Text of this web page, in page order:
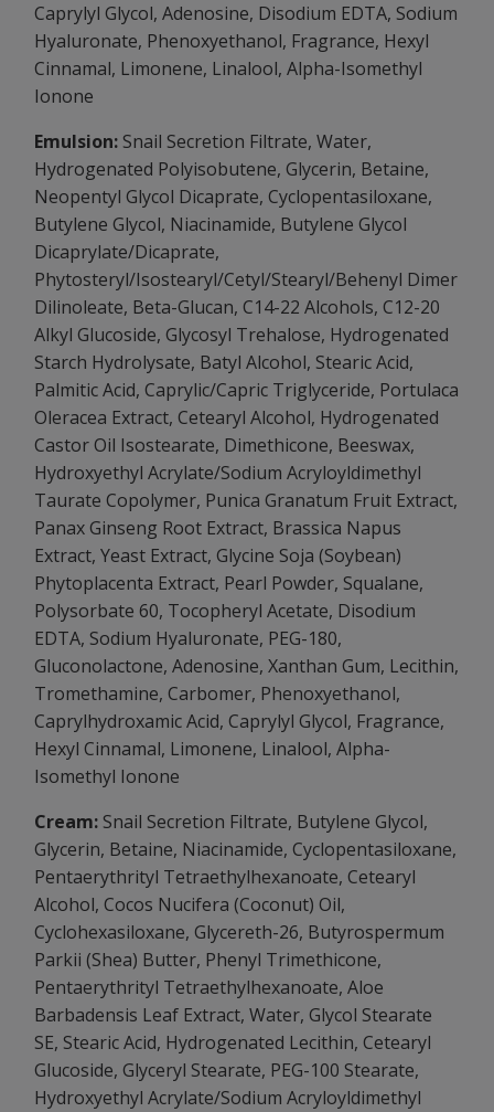
Caprylyl Glycol, Adenosine, Disodium EDTA, Sodium
Hyaluronate, Phenoxyethanol, Fragrance, Hexyl
Cinnamal, Limonene, Linalool, Alpha-Isomethyl
Ionone
Emulsion: Snail Secretion Filtrate, Water,
Hydrogenated Polyisobutene, Glycerin, Betaine,
Neopentyl Glycol Dicaprate, Cyclopentasiloxane,
Butylene Glycol, Niacinamide, Butylene Glycol
Dicaprylate/Dicaprate,
Phytosteryl/Isostearyl/Cetyl/Stearyl/Behenyl Dimer
Dilinoleate, Beta-Glucan, C14-22 Alcohols, C12-20
Alkyl Glucoside, Glycosyl Trehalose, Hydrogenated
Starch Hydrolysate, Batyl Alcohol, Stearic Acid,
Palmitic Acid, Caprylic/Capric Triglyceride, Portulaca
Oleracea Extract, Cetearyl Alcohol, Hydrogenated
Castor Oil Isostearate, Dimethicone, Beeswax,
Hydroxyethyl Acrylate/Sodium Acryloyldimethyl
Taurate Copolymer, Punica Granatum Fruit Extract,
Panax Ginseng Root Extract, Brassica Napus
Extract, Yeast Extract, Glycine Soja (Soybean)
Phytoplacenta Extract, Pearl Powder, Squalane,
Polysorbate 60, Tocopheryl Acetate, Disodium
EDTA, Sodium Hyaluronate, PEG-180,
Gluconolactone, Adenosine, Xanthan Gum, Lecithin,
Tromethamine, Carbomer, Phenoxyethanol,
Caprylhydroxamic Acid, Caprylyl Glycol, Fragrance,
Hexyl Cinnamal, Limonene, Linalool, Alpha-
Isomethyl Ionone
Cream: Snail Secretion Filtrate, Butylene Glycol,
Glycerin, Betaine, Niacinamide, Cyclopentasiloxane,
Pentaerythrityl Tetraethylhexanoate, Cetearyl
Alcohol, Cocos Nucifera (Coconut) Oil,
Cyclohexasiloxane, Glycereth-26, Butyrospermum
Parkii (Shea) Butter, Phenyl Trimethicone,
Pentaerythrityl Tetraethylhexanoate, Aloe
Barbadensis Leaf Extract, Water, Glycol Stearate
SE, Stearic Acid, Hydrogenated Lecithin, Cetearyl
Glucoside, Glyceryl Stearate, PEG-100 Stearate,
Hydroxyethyl Acrylate/Sodium Acryloyldimethyl